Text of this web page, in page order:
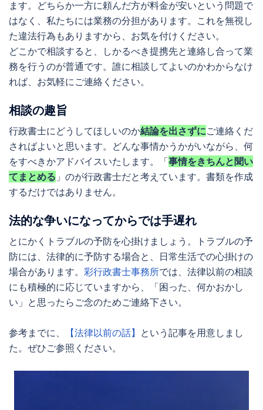
ます。どちらか一方に頼んだ方が料金が安いという問題で
はなく、私たちには業務の分担があります。これを無視し
た違法行為もありますから、お気を付けください。
どこかで相談すると、しかるべき提携先と連絡し合って業
務を行うのが普通です。誰に相談してよいのかわからなけ
れば、お気軽にご連絡ください。
相談の趣旨
行政書士にどうしてほしいのか結論を出さずにご連絡くだ
さればよいと思います。どんな事情かうかがいながら、何
をすべきかアドバイスいたします。「事情をきちんと聞い
てまとめる 」のが行政書士だと考えています。書類を作成
するだけではありません。
法的な争いになってからでは手遅れ
とにかくトラブルの予防を心掛けましょう。トラブルの予
防には、法律的に予防する場合と、日常生活での心掛けの
場合があります。 彩行政書士事務所では、法律以前の相談
にも積極的に応じていますから、「困った、何かおかし
い」と思ったらご念のためご連絡下さい。
参考までに、 【法律以前の話】 という記事を用意しまし
た。ぜひご参照ください。